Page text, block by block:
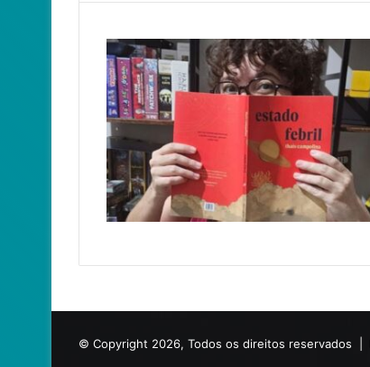
© Copyright 2026, Todos os direitos reservados |